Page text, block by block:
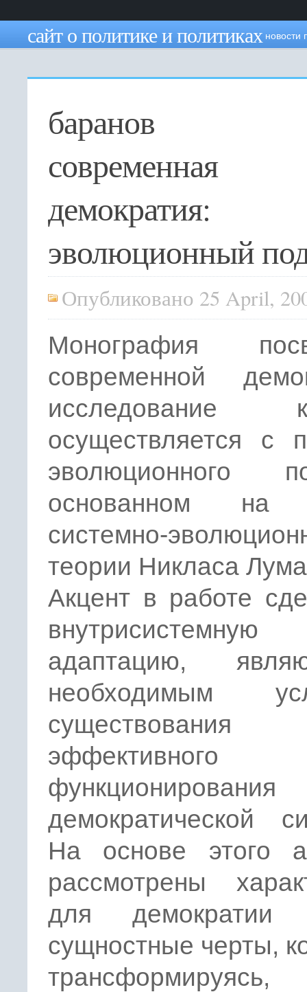
сайт о политике и политиках новости
баранов
современная
демократия:
эволюционный
Опубликовано 25 April,
Монография
современной
исследование
осуществляется с
эволюционного
основанном на
системно-
теории Никласа
Акцент в работе
внутрисистемную
адаптацию,
необходимым
эффективного
функционирования
демократической
На основе этого
рассмотрены
для демократии
сущностные черты,
трансформируясь,